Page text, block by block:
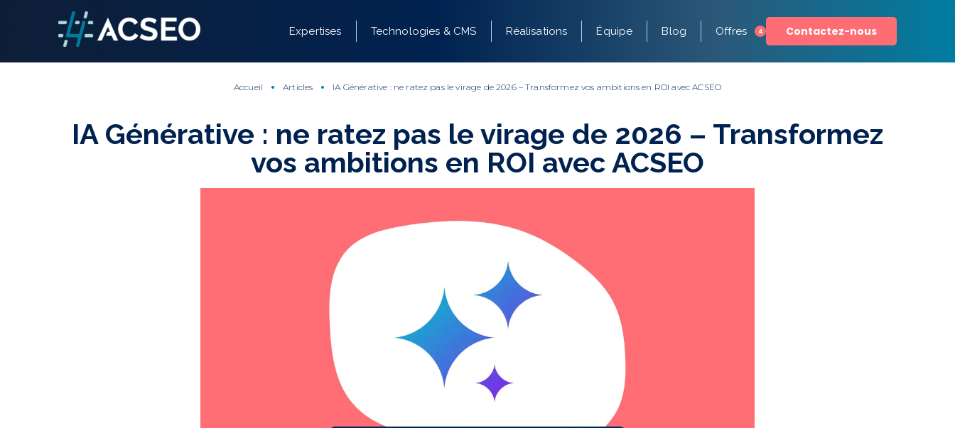
Expertises Technologies & CMS Réalisations Équipe Blog Offres 4 Contactez-nous
Accueil Articles IA Générative : ne ratez pas le virage de 2026 – Transformez vos ambitions en ROI avec ACSEO
IA Générative : ne ratez pas le virage de 2026 – Transformez
vos ambitions en ROI avec ACSEO